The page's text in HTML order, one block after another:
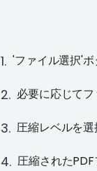
1. 'ファイル選択'
2. 必要に応じて
3. 圧縮レベルを
4. 圧縮された